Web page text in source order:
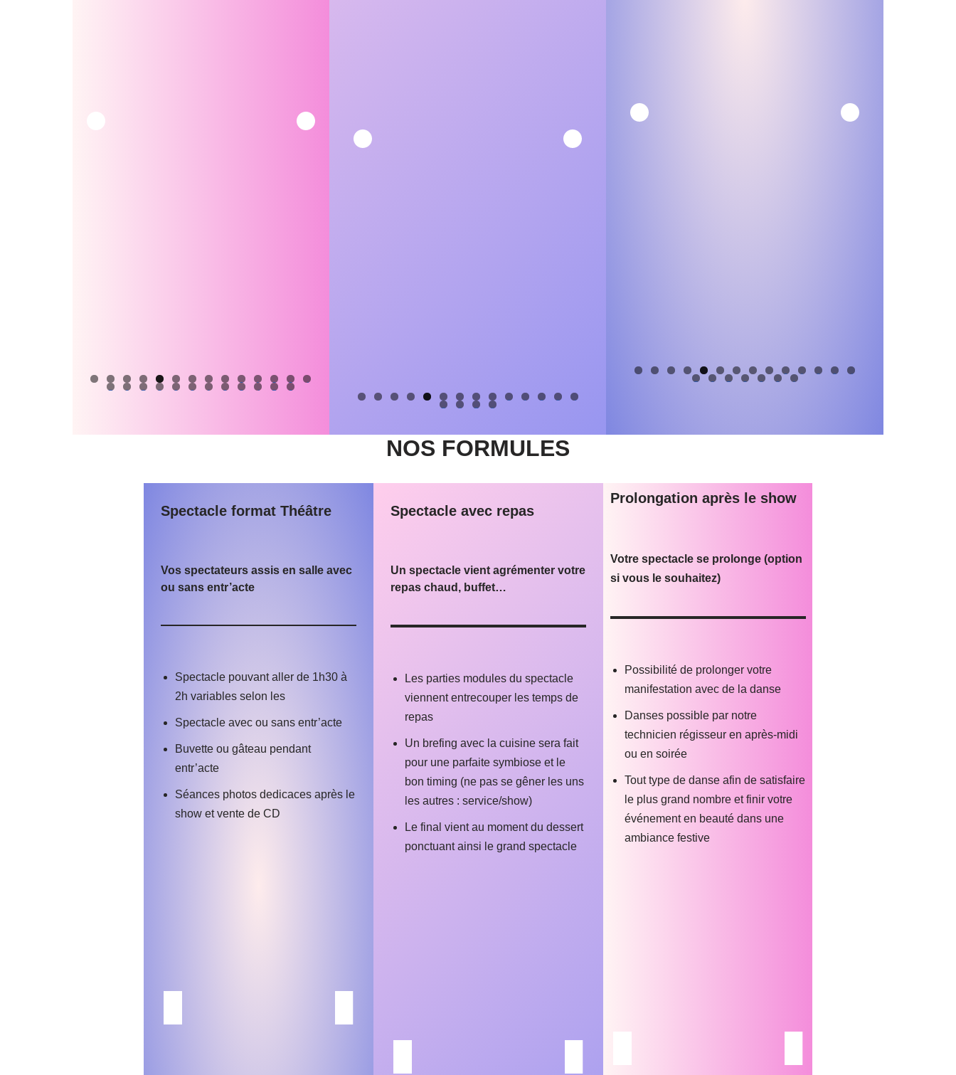
0 1 2 3 4
5 6 7 8 9 0 1 2 3 4 5 6
0 1 2 3 4
5 6 7 8
0 1 2 3 4
5 6 7 8 9 0 1
NOS FORMULES
Spectacle format Théâtre
Vos spectateurs assis en salle avec
ou sans entr’acte
Spectacle pouvant aller de 1h30 à
2h variables selon les
Spectacle avec ou sans entr’acte
Buvette ou gâteau pendant
entr’acte
Séances photos dedicaces après le
show et vente de CD
Spectacle avec repas
Un spectacle vient agrémenter votre
repas chaud, buffet…
Les parties modules du spectacle
viennent entrecouper les temps de
repas
Un brefing avec la cuisine sera fait
pour une parfaite symbiose et le
bon timing (ne pas se gêner les uns
les autres : service/show)
Le final vient au moment du dessert
ponctuant ainsi le grand spectacle
Prolongation après le show
Votre spectacle se prolonge (option
si vous le souhaitez)
Possibilité de prolonger votre
manifestation avec de la danse
Danses possible par notre
technicien régisseur en après-midi
ou en soirée
Tout type de danse afin de satisfaire
le plus grand nombre et finir votre
événement en beauté dans une
ambiance festive